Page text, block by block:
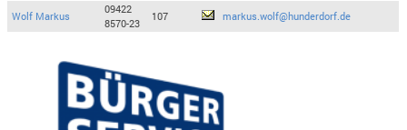
Wolf Markus
09422
8570-23
107 markus.wolf@hunderdorf.de